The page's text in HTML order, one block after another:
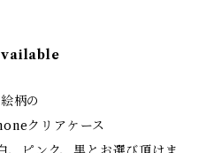
柄の
クリアケース